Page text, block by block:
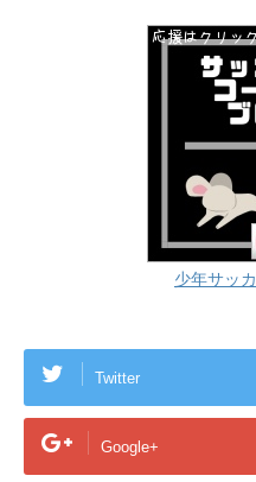
少年サッ
Twitter
Google+